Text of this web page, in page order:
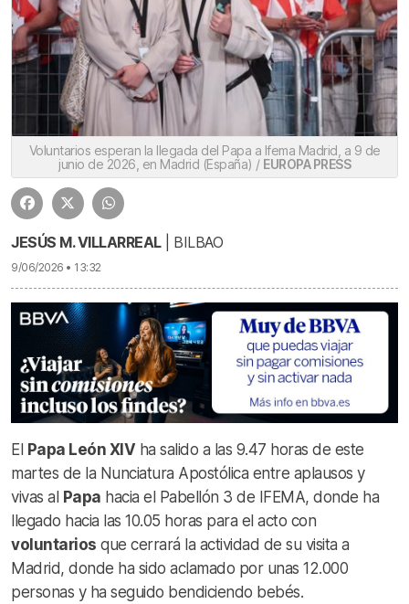
Voluntarios esperan la llegada del Papa a Ifema Madrid, a 9 de
junio de 2026, en Madrid (España) / EUROPA PRESS
JESÚS M. VILLARREAL| BILBAO
9/06/2026 • 13:32
El Papa León XIVha salido a las 9.47 horas de este
martes de la Nunciatura Apostólica entre aplausos y
vivas al Papa hacia el Pabellón 3 de IFEMA, donde ha
llegado hacia las 10.05 horas para el acto con
voluntarios que cerrará la actividad de su visita a
Madrid, donde ha sido aclamado por unas 12.000
personas y ha seguido bendiciendo bebés.